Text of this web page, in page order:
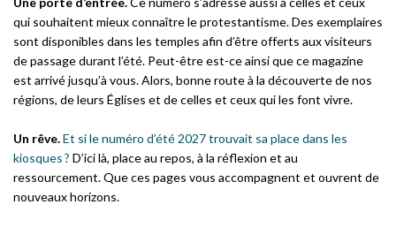
qui souhaitent mieux connaître le protestantisme. Des exemplaires
sont disponibles dans les temples afin d’être offerts aux visiteurs
de passage durant l’été. Peut-être est-ce ainsi que ce magazine
est arrivé jusqu’à vous. Alors, bonne route à la découverte de nos
régions, de leurs Églises et de celles et ceux qui les font vivre.
Un rêve.Et si le numéro d’été 2027 trouvait sa place dans les
kiosques ? D’ici là, place au repos, à la réflexion et au
ressourcement. Que ces pages vous accompagnent et ouvrent de
nouveaux horizons.